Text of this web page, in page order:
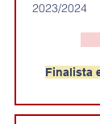
2023/2024
Finalista